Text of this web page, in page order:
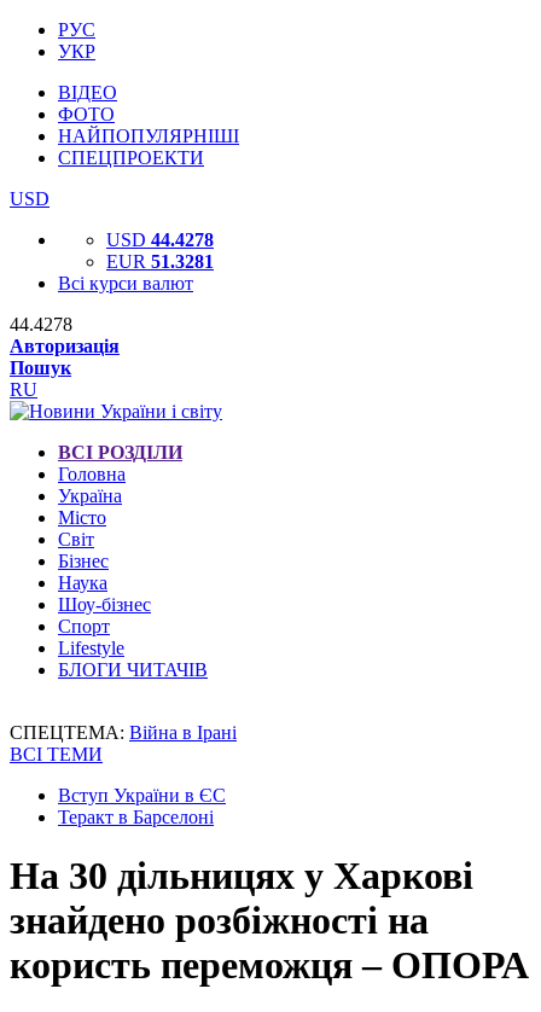
РУС
УКР
ВІДЕО
ФОТО
НАЙПОПУЛЯРНІШІ
СПЕЦПРОЕКТИ
USD
USD 44.4278
EUR 51.3281
Всі курси валют
44.4278
Авторизація
Пошук
RU
ВСІ РОЗДІЛИ
Головна
Україна
Місто
Світ
Бізнес
Наука
Шоу-бізнес
Спорт
Lifestyle
БЛОГИ ЧИТАЧІВ
СПЕЦТЕМА: Війна в Ірані
ВСІ ТЕМИ
Вступ України в ЄС
Теракт в Барселоні
На 30 дільницях у Харкові
знайдено розбіжності на
користь переможця – ОПОРА